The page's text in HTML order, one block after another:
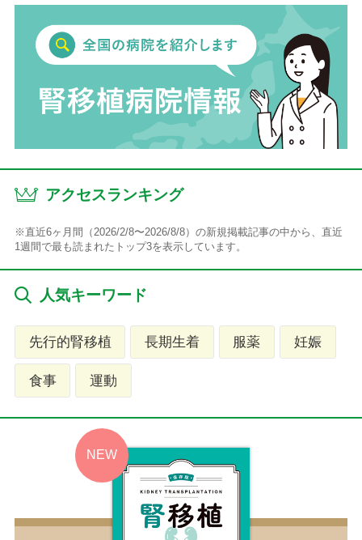
アクセスランキング
※直近6ヶ月間（2026/2/8〜2026/8/8）の新規掲載記事の中から、直近
1週間で最も読まれたトップ3を表示しています。
人気キーワード
先行的腎移植 長期生着 服薬 妊娠
食事 運動